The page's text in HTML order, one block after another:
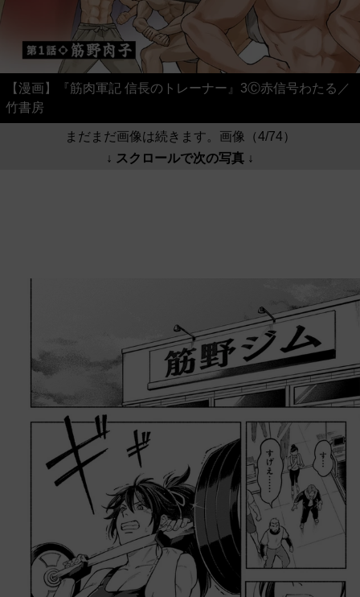
【漫画】『筋肉軍記 信長のトレーナー』3Ⓒ赤信号わたる／
竹書房
まだまだ画像は続きます。画像（4/74）
↓ スクロールで次の写真 ↓